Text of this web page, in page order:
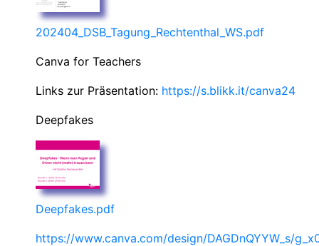
202404_DSB_Tagung_Rechtenthal_WS.pdf
Canva for Teachers
Links zur Präsentation: https://s.blikk.it/canva24
Deepfakes
Deepfakes.pdf
https://www.canva.com/design/DAGDnQYYW_s/